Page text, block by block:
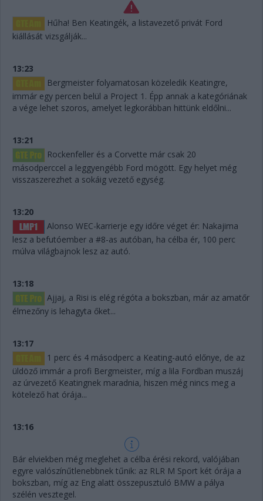
Hűha! Ben Keatingék, a listavezető privát Ford
kiállását vizsgálják...
13:23
Bergmeister folyamatosan közeledik Keatingre,
immár egy percen belül a Project 1. Épp annak a kategóriának
a vége lehet szoros, amelyet legkorábban hittünk eldőlni...
13:21
Rockenfeller és a Corvette már csak 20
másodperccel a leggyengébb Ford mögött. Egy helyet még
visszaszerezhet a sokáig vezető egység.
13:20
Alonso WEC-karrierje egy időre véget ér: Nakajima
lesz a befutóember a #8-as autóban, ha célba ér, 100 perc
múlva világbajnok lesz az autó.
13:18
Ajjaj, a Risi is elég régóta a bokszban, már az amatőr
élmezőny is lehagyta őket...
13:17
1 perc és 4 másodperc a Keating-autó előnye, de az
üldöző immár a profi Bergmeister, míg a lila Fordban muszáj
az úrvezető Keatingnek maradnia, hiszen még nincs meg a
kötelező hat órája...
13:16
Bár elviekben még meglehet a célba érési rekord, valójában
egyre valószínűtlenebbnek tűnik: az RLR M Sport két órája a
bokszban, míg az Eng alatt összepusztuló BMW a pálya
szélén vesztegel.